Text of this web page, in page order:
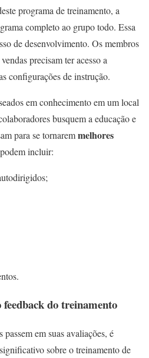
programa de treinamento, a
completo ao grupo todo. Essa
de desenvolvimento. Os membros
precisam ter acesso a
configurações de instrução.
em conhecimento em um local
busquem a educação e
para se tornaremmelhores
incluir:
do treinamento
em suas avaliações, é
significativo sobre o treinamento de